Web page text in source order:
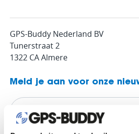
GPS-Buddy Nederland BV
Tunerstraat 2
1322 CA Almere
Meld je aan voor onze